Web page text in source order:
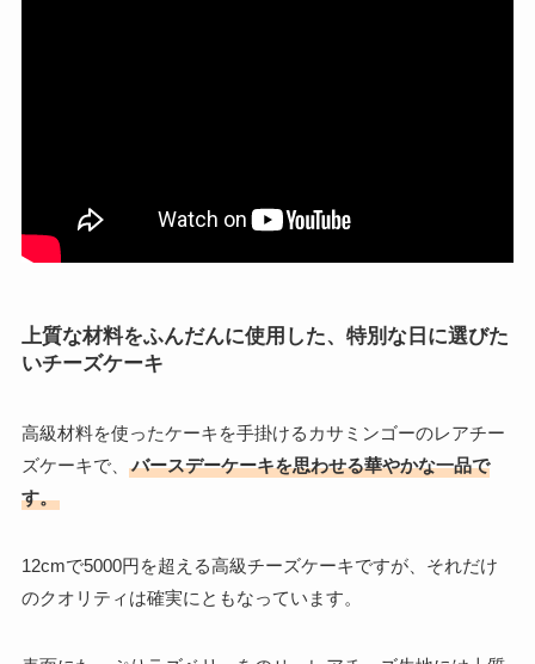
上質な材料をふんだんに使用した、特別な日に選びた
いチーズケーキ
高級材料を使ったケーキを手掛けるカサミンゴーのレアチー
ズケーキで、
バースデーケーキを思わせる華やかな一品で
す。
12cmで5000円を超える高級チーズケーキですが、それだけ
のクオリティは確実にともなっています。